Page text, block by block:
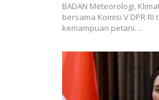
BADAN Meteorologi,
bersama Komisi V DPR
kemampuan petani…